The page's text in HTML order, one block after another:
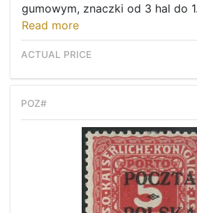
gumowym, znaczki od 3 hal do
Read more